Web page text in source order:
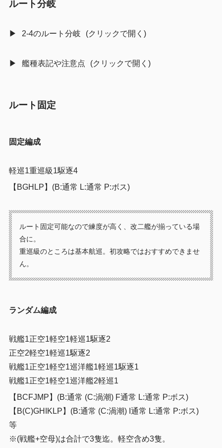
ルート分岐
2-4のルート分岐
艦種表記や注意点
ルート固定
固定編成
軽巡1重巡級1駆逐4
【BGHLP】 (B:通常 L:通常 P:ボス)
ルート固定可能なので練度が高く、改二艦が揃っている場
合に。
重巡級のところは基本航巡。初攻略ではおすすめできませ
ん。
ランダム編成
戦艦1正空1軽空1軽巡1駆逐2
正空2軽空1軽巡1駆逐2
戦艦1正空1軽空1巡洋艦1軽巡1駆逐1
戦艦1正空1軽空1巡洋艦2軽巡1
【BCFJMP】(B:通常 (C:渦潮) F通常 L:通常 P:ボス)
【B(C)GHIKLP】(B:通常 (C:渦潮) I通常 L:通常 P:ボス)
等
※(戦艦+空母)は合計で3隻迄。軽空含め3隻。